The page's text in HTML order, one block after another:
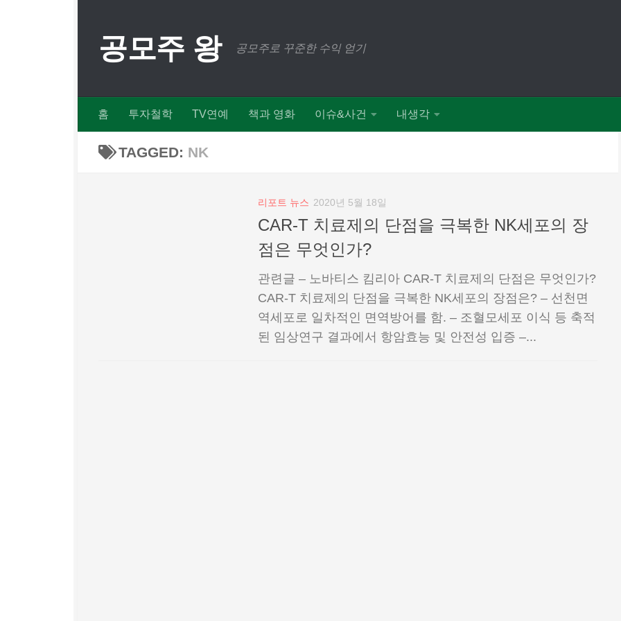
공모주 왕 공모주로 꾸준한 수익 얻기
홈 투자철학 TV연예 책과 영화 이슈&사건 내생각
TAGGED: NK
리포트 뉴스 2020년 5월 18일
CAR-T 치료제의 단점을 극복한 NK세포의 장
점은 무엇인가?
관련글 – 노바티스 킴리아 CAR-T 치료제의 단점은 무엇인가?
CAR-T 치료제의 단점을 극복한 NK세포의 장점은? – 선천면
역세포로 일차적인 면역방어를 함. – 조혈모세포 이식 등 축적
된 임상연구 결과에서 항암효능 및 안전성 입증 –...